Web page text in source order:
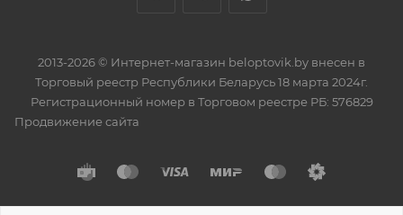
2013-2026 © Интернет-магазин beloptovik.by внесен в
Торговый реестр Республики Беларусь 18 марта 2024г.
Регистрационный номер в Торговом реестре РБ: 576829
Продвижение сайта